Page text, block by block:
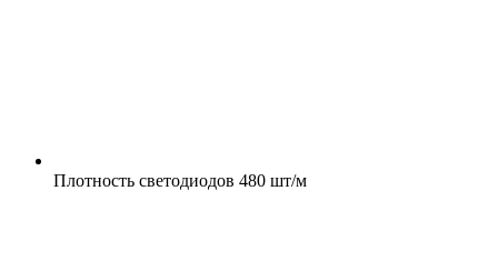
Плотность светодиодов 480 шт/м